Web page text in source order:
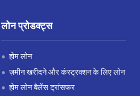
लोन प्रोडक्ट्स
होम लोन
ज़मीन खरीदने और कंस्ट्रक्शन के लिए लोन
होम लोन बैलेंस ट्रांसफर